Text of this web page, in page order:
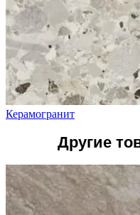
Керамогранит
Другие